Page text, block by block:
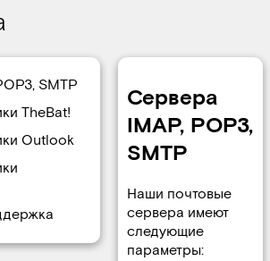
SMTP
TheBat!
Outlook
Сервера
IMAP, POP3,
SMTP
Наши почтовые
сервера имеют
следующие
параметры: